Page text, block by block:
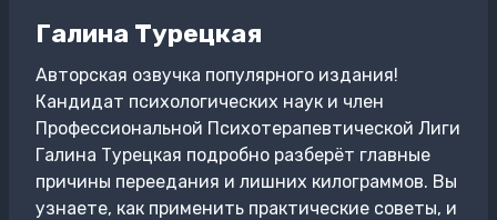
Галина Турецкая
Авторская озвучка популярного издания!
Кандидат психологических наук и член
Профессиональной Психотерапевтической Лиги
Галина Турецкая подробно разберёт главные
причины переедания и лишних килограммов. Вы
узнаете, как применить практические советы, и